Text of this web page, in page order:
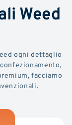
Weed
ogni dettaglio
facciamo